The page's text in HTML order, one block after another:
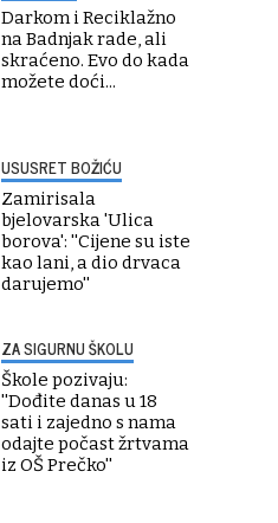
Darkom i Reciklažno
na Badnjak rade, ali
skraćeno. Evo do kada
možete doći...
USUSRET BOŽIĆU
Zamirisala
bjelovarska 'Ulica
borova': ''Cijene su iste
kao lani, a dio drvaca
darujemo''
ZA SIGURNU ŠKOLU
Škole pozivaju:
''Dođite danas u 18
sati i zajedno s nama
odajte počast žrtvama
iz OŠ Prečko''